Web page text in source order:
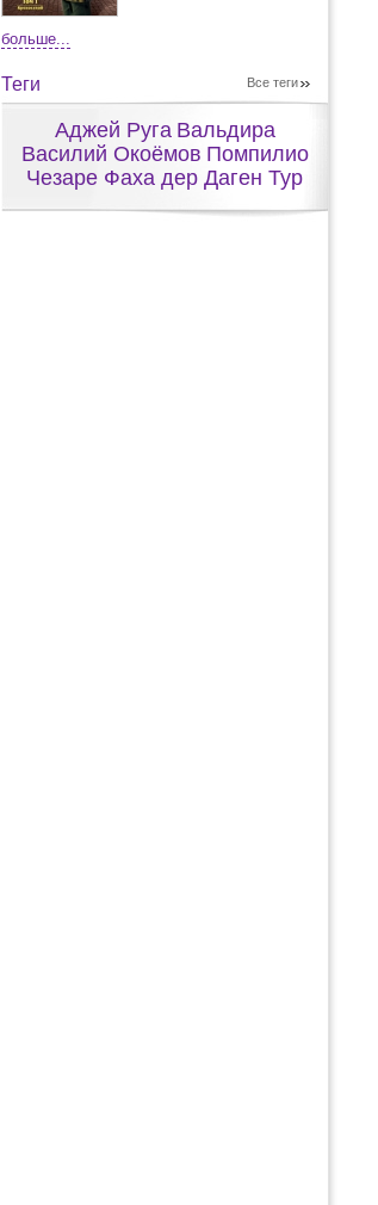
больше...
Теги Все теги
Аджей Руга Вальдира
Василий Окоёмов Помпилио
Чезаре Фаха дер Даген Тур